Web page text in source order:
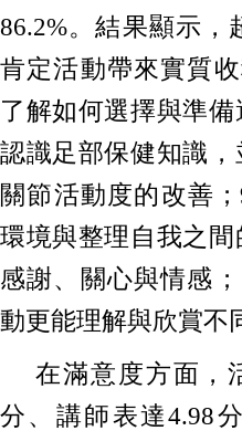
86.2%。結果顯示，
肯定活動帶來實質
了解如何選擇與準備
認識足部保健知識
關節活動度的改善
環境與整理自我之
感謝、關心與情感
動更能理解與欣賞不
在滿意度方面，
分、講師表達4.98